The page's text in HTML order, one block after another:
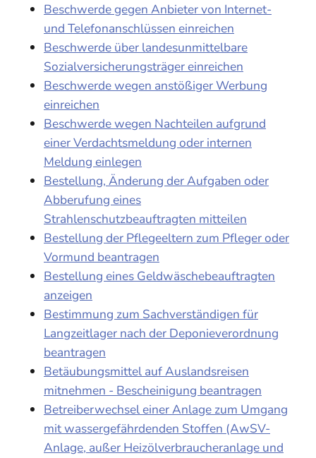
Beschwerde gegen Anbieter von Internet-
und Telefonanschlüssen einreichen
Beschwerde über landesunmittelbare
Sozialversicherungsträger einreichen
Beschwerde wegen anstößiger Werbung
einreichen
Beschwerde wegen Nachteilen aufgrund
einer Verdachtsmeldung oder internen
Meldung einlegen
Bestellung, Änderung der Aufgaben oder
Abberufung eines
Strahlenschutzbeauftragten mitteilen
Bestellung der Pflegeeltern zum Pfleger oder
Vormund beantragen
Bestellung eines Geldwäschebeauftragten
anzeigen
Bestimmung zum Sachverständigen für
Langzeitlager nach der Deponieverordnung
beantragen
Betäubungsmittel auf Auslandsreisen
mitnehmen - Bescheinigung beantragen
Betreiberwechsel einer Anlage zum Umgang
mit wassergefährdenden Stoffen (AwSV-
Anlage, außer Heizölverbraucheranlage und